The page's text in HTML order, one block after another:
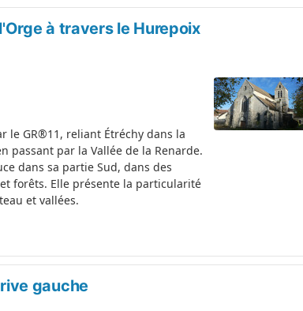
à travers le Hurepoix
le GR®11, reliant Étréchy dans la
passant par la Vallée de la Renarde.
dans sa partie Sud, dans des
forêts. Elle présente la particularité
et vallées.
gauche